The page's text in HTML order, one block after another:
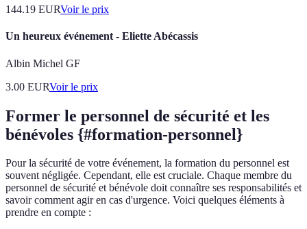
144.19 EURVoir le prix
Un heureux événement - Eliette Abécassis
Albin Michel GF
3.00 EURVoir le prix
Former le personnel de sécurité et les
bénévoles {#formation-personnel}
Pour la sécurité de votre événement, la formation du personnel est
souvent négligée. Cependant, elle est cruciale. Chaque membre du
personnel de sécurité et bénévole doit connaître ses responsabilités et
savoir comment agir en cas d'urgence. Voici quelques éléments à
prendre en compte :